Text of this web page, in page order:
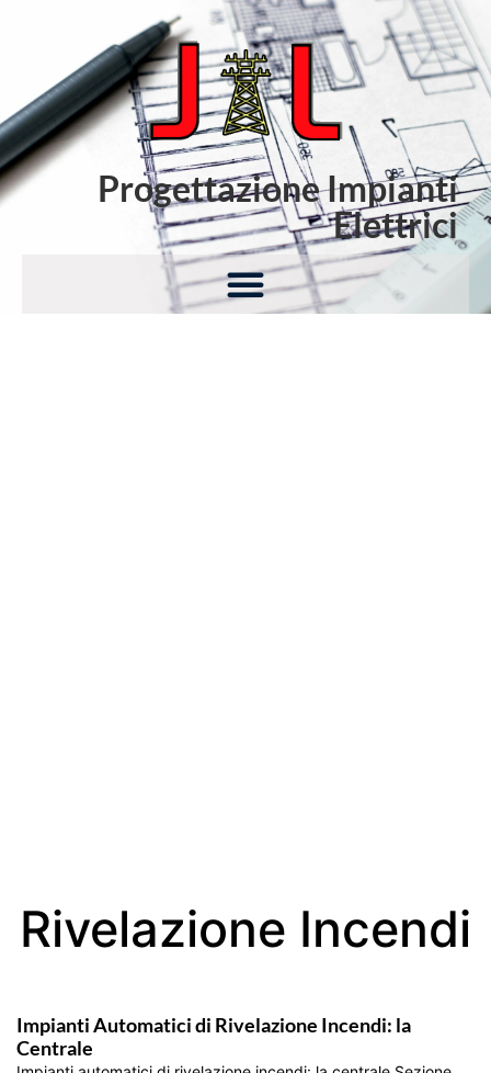
Progettazione Impianti
Elettrici
Rivelazione Incendi
Impianti Automatici di Rivelazione Incendi: la
Centrale